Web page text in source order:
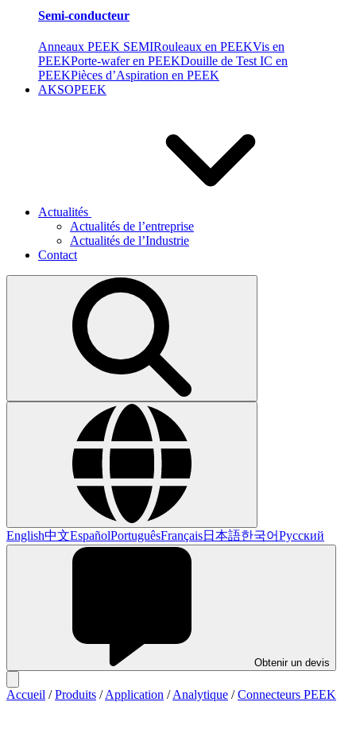
Semi-conducteur
Anneaux PEEK SEMIRouleaux en PEEKVis en
PEEKPorte-wafer en PEEKDouille de Test IC en
PEEKPièces d’Aspiration en PEEK
AKSOPEEK
Actualités
Actualités de l’entreprise
Actualités de l’Industrie
Contact
English中文EspañolPortuguêsFrançais日本語한국어Русский
Obtenir un devis
Accueil /Produits /Application /Analytique /Connecteurs PEEK